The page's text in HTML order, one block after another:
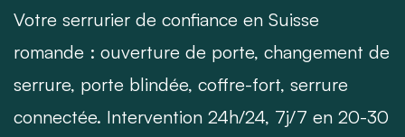
Votre serrurier de confiance en Suisse
romande : ouverture de porte, changement de
serrure, porte blindée, coffre-fort, serrure
connectée. Intervention 24h/24, 7j/7 en 20-30